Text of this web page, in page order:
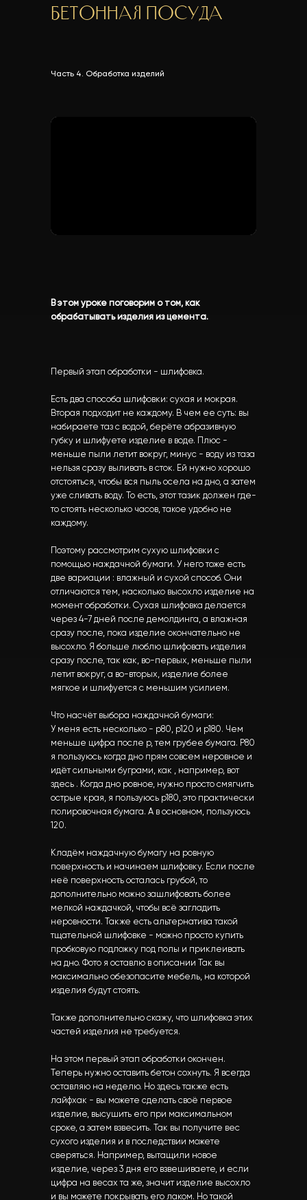
Бетонная посуда
Часть 4. Обработка изделий
Первый этап обработки - шлифовка.
Есть два способа шлифовки: сухая и мокрая.
Вторая подходит не каждому. В чем ее суть: вы
набираете таз с водой, берёте абразивную
губку и шлифуете изделие в воде. Плюс -
меньше пыли летит вокруг, минус - воду из таза
нельзя сразу выливать в сток. Ей нужно хорошо
отстояться, чтобы вся пыль осела на дно, а затем
уже сливать воду. То есть, этот тазик должен где-
то стоять несколько часов, такое удобно не
каждому.
Поэтому рассмотрим сухую шлифовки с
помощью наждачной бумаги. У него тоже есть
две вариации : влажный и сухой способ. Они
отличаются тем, насколько высохло изделие на
момент обработки. Сухая шлифовка делается
через 4-7 дней после демолдинга, а влажная
сразу после, пока изделие окончательно не
высохло. Я больше люблю шлифовать изделия
сразу после, так как, во-первых, меньше пыли
летит вокруг, а во-вторых, изделие более
мягкое и шлифуется с меньшим усилием.
Что насчёт выбора наждачной бумаги:
У меня есть несколько - р80, р120 и р180. Чем
меньше цифра после р, тем грубее бумага. Р80
я пользуюсь когда дно прям совсем неровное и
идёт сильными буграми, как , например, вот
здесь . Когда дно ровное, нужно просто смягчить
острые края, я пользуюсь р180, это практически
полировочная бумага. А в основном, пользуюсь
120.
Кладём наждачную бумагу на ровную
поверхность и начинаем шлифовку. Если после
неё поверхность осталась грубой, то
дополнительно можно зашлифовать более
мелкой наждачкой, чтобы всё загладить
неровности. Также есть альтернатива такой
тщательной шлифовке - можно просто купить
пробковую подложку под полы и приклеивать
на дно. Фото я оставлю в описании Так вы
максимально обезопасите мебель, на которой
изделия будут стоять.
Также дополнительно скажу, что шлифовка этих
частей изделия не требуется.
На этом первый этап обработки окончен.
Теперь нужно оставить бетон сохнуть. Я всегда
оставляю на неделю. Но здесь также есть
лайфхак - вы можете сделать своё первое
изделие, высушить его при максимальном
сроке, а затем взвесить. Так вы получите вес
сухого изделия и в последствии можете
сверяться. Например, вытащили новое
изделие, через 3 дня его взвешиваете, и если
цифра на весах та же, значит изделие высохло
и вы можете покрывать его лаком. Но такой
В этом уроке поговорим о том, как
обрабатывать изделия из цемента.